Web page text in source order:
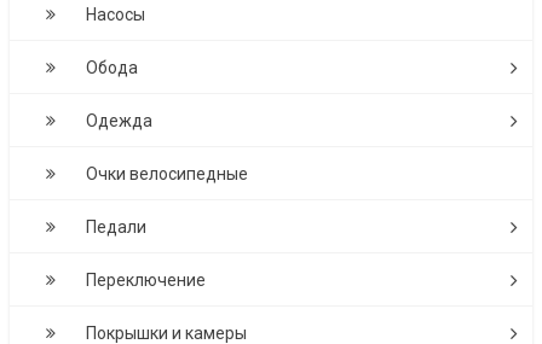
Насосы
Обода
Одежда
Очки велосипедные
Педали
Переключение
Покрышки и камеры